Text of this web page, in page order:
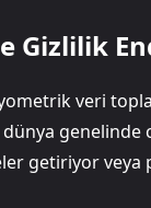
Gizlilik
veri
getiriyor veya